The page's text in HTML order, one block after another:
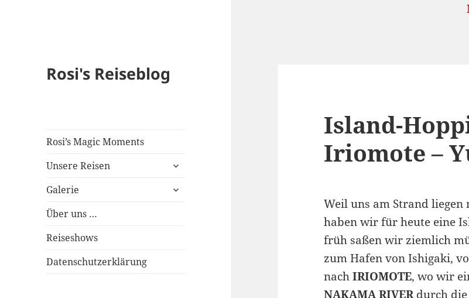
Nächste
Rosi's Reiseblog
Rosi’s Magic Moments
Unsere Reisen
expand
menu
Galerie
expand
Über uns …
Reiseshows
Datenschutzerklärung
Island-
Iriomote –
Weil uns am Strand
haben wir für heute eine
früh saßen wir ziemlich
zum Hafen von Ishigaki,
nachIRIOMOTE, wo wir
NAKAMA RIVERdurch